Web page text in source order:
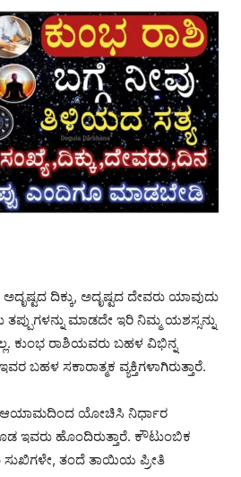
ದಿಕ್ಕು, ಅದೃಷ್ಟದ ದೇವರು ಯಾವುದು
ತಪ್ಪುಗಳನ್ನು ಮಾಡದೇ ಇರಿ ನಿಮ್ಮ ಯಶಸ್ಸನ್ನು
ಕುಂಭ ರಾಶಿಯವರು ಬಹಳ ವಿಭಿನ್ನ
ಬಹಳ ಸಕಾರಾತ್ಮಕ ವ್ಯಕ್ತಿಗಳಾಗಿರುತ್ತಾರೆ.
ಆಯಾಮದಿಂದ ಯೋಚಿಸಿ ನಿರ್ಧಾರ
ಇವರು ಹೊಂದಿರುತ್ತಾರೆ. ಕೌಟುಂಬಿಕ
ಸುಖಿಗಳೇ, ತಂದೆ ತಾಯಿಯ ಪ್ರೀತಿ